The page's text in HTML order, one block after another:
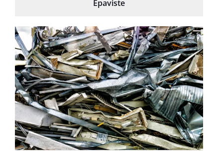
Épaviste